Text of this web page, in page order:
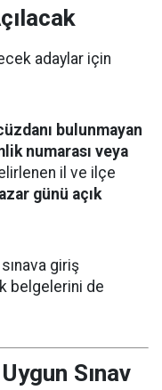
adaylar için
bulunmayan
numarası veya
il ve ilçe
günü açık
giriş
belgelerini de
Sınav